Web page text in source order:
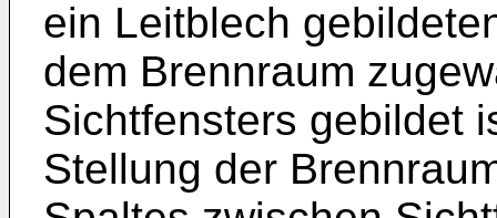
ein Leitblech
dem Brennraum
Sichtfensters gebildet
Stellung der